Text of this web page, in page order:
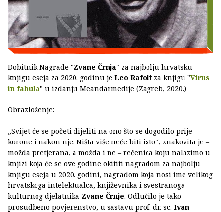
Dobitnik Nagrade "Zvane Črnja" za najbolju hrvatsku
knjigu eseja za 2020. godinu je Leo Rafolt za knjigu "Virus
in fabula" u izdanju Meandarmedije (Zagreb, 2020.)
Obrazloženje:
„Svijet će se početi dijeliti na ono što se dogodilo prije
korone i nakon nje. Ništa više neće biti isto“, znakovita je –
možda pretjerana, a možda i ne – rečenica koju nalazimo u
knjizi koja će se ove godine okititi nagradom za najbolju
knjigu eseja u 2020. godini, nagradom koja nosi ime velikog
hrvatskoga intelektualca, književnika i svestranoga
kulturnog djelatnika Zvane Črnje. Odlučilo je tako
prosudbeno povjerenstvo, u sastavu prof. dr. sc. Ivan